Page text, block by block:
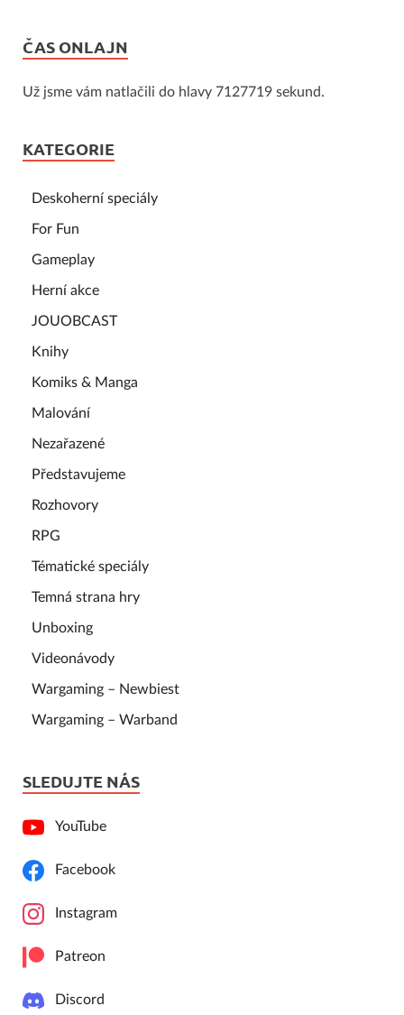
ČAS ONLAJN
Už jsme vám natlačili do hlavy 7127719 sekund.
KATEGORIE
Deskoherní speciály
For Fun
Gameplay
Herní akce
JOUOBCAST
Knihy
Komiks & Manga
Malování
Nezařazené
Představujeme
Rozhovory
RPG
Tématické speciály
Temná strana hry
Unboxing
Videonávody
Wargaming – Newbiest
Wargaming – Warband
SLEDUJTE NÁS
YouTube
Facebook
Instagram
Patreon
Discord